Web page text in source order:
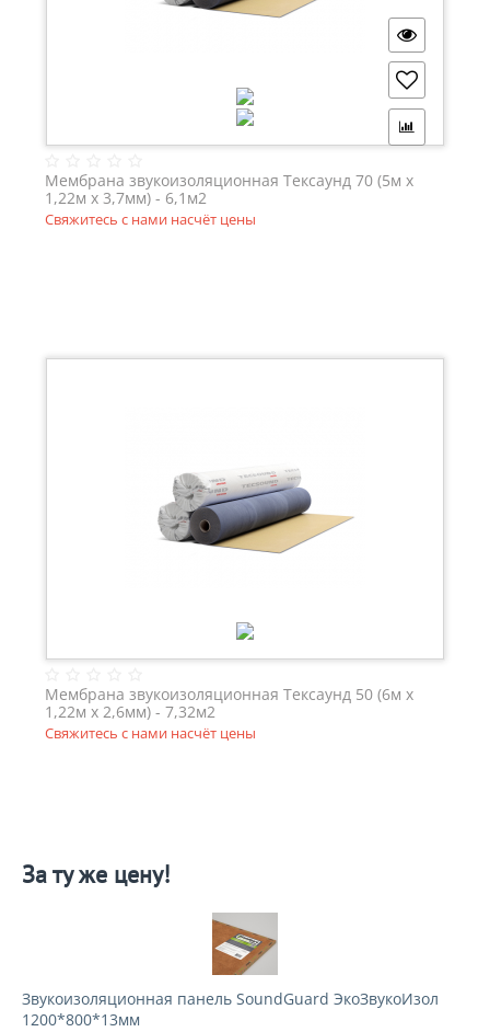
Мембрана звукоизоляционная Тексаунд 70 (5м х
1,22м х 3,7мм) - 6,1м2
Свяжитесь с нами насчёт цены
Мембрана звукоизоляционная Тексаунд 50 (6м х
1,22м х 2,6мм) - 7,32м2
Свяжитесь с нами насчёт цены
За ту же цену!
Звукоизоляционная панель SoundGuard ЭкоЗвукоИзол
1200*800*13мм